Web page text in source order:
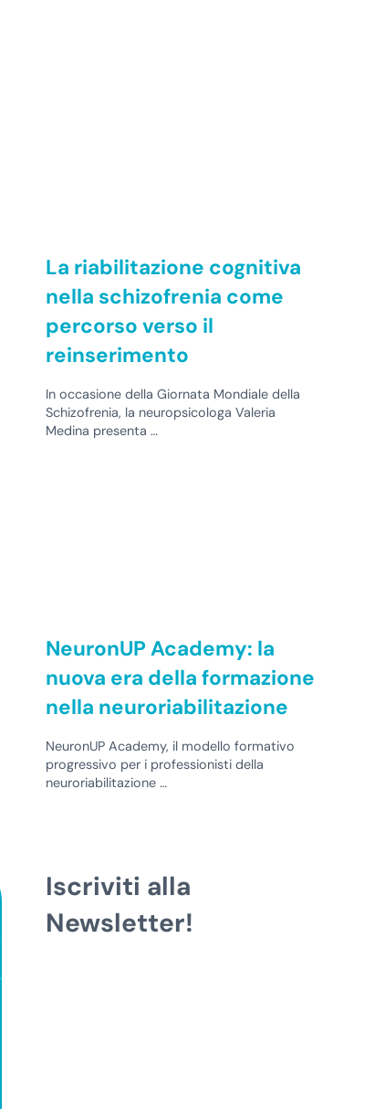
La riabilitazione cognitiva
nella schizofrenia come
percorso verso il
reinserimento
In occasione della Giornata Mondiale della
Schizofrenia, la neuropsicologa Valeria
Medina presenta …
NeuronUP Academy: la
nuova era della formazione
nella neuroriabilitazione
NeuronUP Academy, il modello formativo
progressivo per i professionisti della
neuroriabilitazione …
Iscriviti alla
Newsletter!